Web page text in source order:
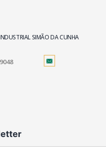
SIMÃO DA CUNHA